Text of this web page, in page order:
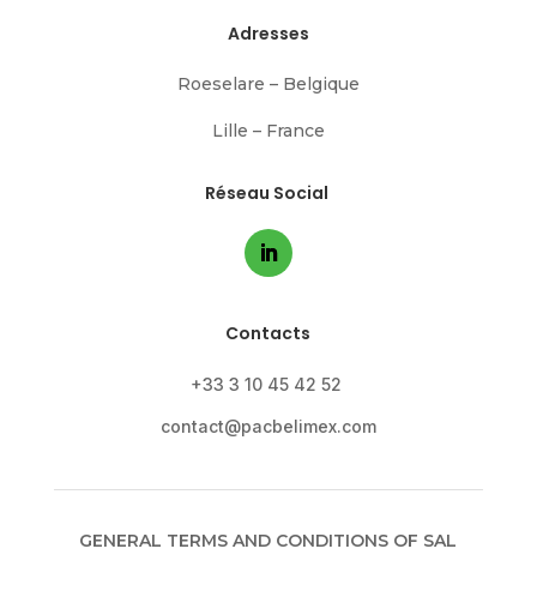
Adresses
Roeselare – Belgique
Lille – France
Réseau Social
Contacts
+33 3 10 45 42 52
contact@pacbelimex.com
GENERAL TERMS AND CONDITIONS OF SAL